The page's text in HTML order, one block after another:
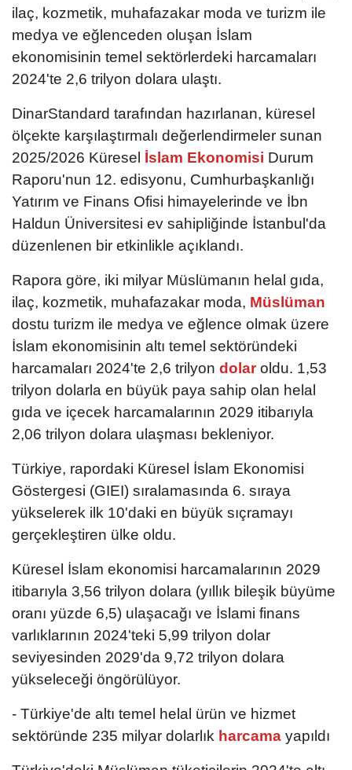
ilaç, kozmetik, muhafazakar moda ve turizm ile
medya ve eğlenceden oluşan İslam
ekonomisinin temel sektörlerdeki harcamaları
2024'te 2,6 trilyon dolara ulaştı.
DinarStandard tarafından hazırlanan, küresel
ölçekte karşılaştırmalı değerlendirmeler sunan
2025/2026 Küresel İslam Ekonomisi Durum
Raporu'nun 12. edisyonu, Cumhurbaşkanlığı
Yatırım ve Finans Ofisi himayelerinde ve İbn
Haldun Üniversitesi ev sahipliğinde İstanbul'da
düzenlenen bir etkinlikle açıklandı.
Rapora göre, iki milyar Müslümanın helal gıda,
ilaç, kozmetik, muhafazakar moda, Müslüman
dostu turizm ile medya ve eğlence olmak üzere
İslam ekonomisinin altı temel sektöründeki
harcamaları 2024'te 2,6 trilyon dolaroldu. 1,53
trilyon dolarla en büyük paya sahip olan helal
gıda ve içecek harcamalarının 2029 itibarıyla
2,06 trilyon dolara ulaşması bekleniyor.
Türkiye, rapordaki Küresel İslam Ekonomisi
Göstergesi (GIEI) sıralamasında 6. sıraya
yükselerek ilk 10'daki en büyük sıçramayı
gerçekleştiren ülke oldu.
Küresel İslam ekonomisi harcamalarının 2029
itibarıyla 3,56 trilyon dolara (yıllık bileşik büyüme
oranı yüzde 6,5) ulaşacağı ve İslami finans
varlıklarının 2024'teki 5,99 trilyon dolar
seviyesinden 2029'da 9,72 trilyon dolara
yükseleceği öngörülüyor.
- Türkiye'de altı temel helal ürün ve hizmet
sektöründe 235 milyar dolarlık harcama yapıldı